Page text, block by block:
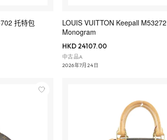
托特包
LOUIS VUITTON Keepall
Monogram
HKD 24107.00
中古品A
2026年7月24日